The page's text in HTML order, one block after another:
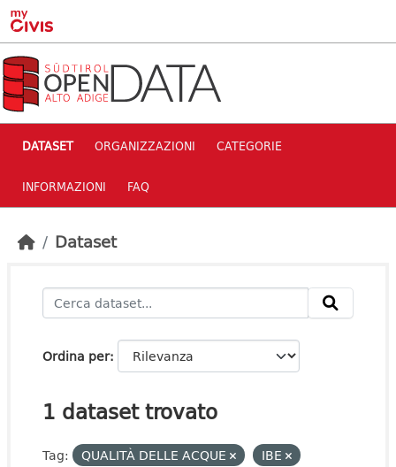
Skip to main content
DATASET ORGANIZZAZIONI CATEGORIE
INFORMAZIONI FAQ
Dataset
Ordina per
1 dataset trovato
Tag: QUALITÀ DELLE ACQUE
IBE